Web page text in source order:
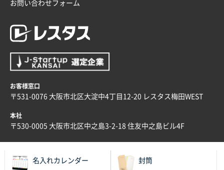
兵庫県のお客様
2025年12月02日 23:00
ロゴが入れられること
大阪府E社様
2025年11月28日 15:13
他部署のスタッフからの指示
兵庫県S社様
以前発注しているので、データが残っている点が良か
お問い合わせフォーム
お客様窓口
〒531-0076 大阪市北区大淀中4丁目12-20 レスタス梅田WEST
本社
〒530-0005 大阪市北区中之島3-2-18 住友中之島ビル4F
名入れカレンダー 封筒